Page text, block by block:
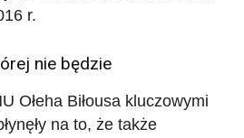
r.
nie będzie
Ołeha Biłousa kluczowymi
na to, że także